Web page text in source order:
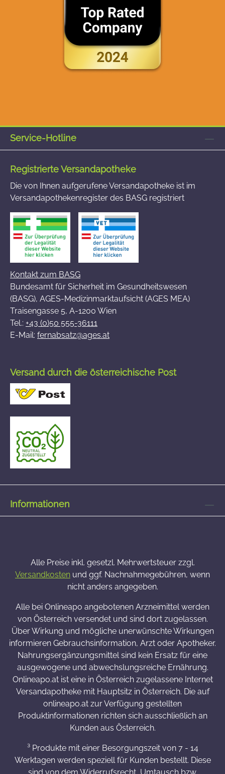
Service-Hotline
Registrierte Versandapotheke
Die von Ihnen aufgerufene Versandapotheke ist im
Versandapothekenregister des BASG registriert
Kontakt zum BASG
Bundesamt für Sicherheit im Gesundheitswesen
(BASG), AGES-Medizinmarktaufsicht (AGES MEA)
Traisengasse 5, A-1200 Wien
Tel.: +43 (0)50 555-36111
E-Mail: fernabsatz@ages.at
Versand durch die österreichische Post
Informationen
Alle Preise inkl. gesetzl. Mehrwertsteuer zzgl.
Versandkosten und ggf. Nachnahmegebühren, wenn
nicht anders angegeben.
Alle bei Onlineapo angebotenen Arzneimittel werden
von Österreich versendet und sind dort zugelassen.
Über Wirkung und mögliche unerwünschte Wirkungen
informieren Gebrauchsinformation, Arzt oder Apotheker.
Nahrungsergänzungsmittel sind kein Ersatz für eine
ausgewogene und abwechslungsreiche Ernährung.
Onlineapo.at ist eine in Österreich zugelassene Internet
Versandapotheke mit Hauptsitz in Österreich. Die auf
onlineapo.at zur Verfügung gestellten
Produktinformationen richten sich ausschließlich an
Kunden aus Österreich.
³ Produkte mit einer Besorgungszeit von 7 - 14
Werktagen werden speziell für Kunden bestellt. Diese